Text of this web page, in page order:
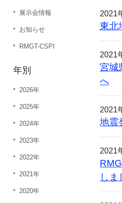
2021
東北
2021
宮城
へ
2021
地震
2021
しま
展示会情報
お知らせ
RMGT-CSPI
年別
2026年
2025年
2024年
2023年
2022年
2021年
2020年